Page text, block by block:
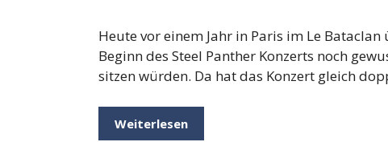
Heute vor einem Jahr in Paris im Le
Beginn des Steel Panther Konzerts noch
sitzen würden. Da hat das Konzert gleich
Weiterlesen